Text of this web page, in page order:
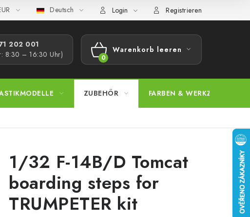
Beschwerdeverfahren Großhandel
Deutsch Login Registrieren
202 001​
8:30 – 16:30 Uhr)
WARENKORB
Warenkorb leeren
ZUBEHÖR FARBEN & WERKZEUGE
1/32 F-14B/D Tomcat
boarding steps for
TRUMPETER kit